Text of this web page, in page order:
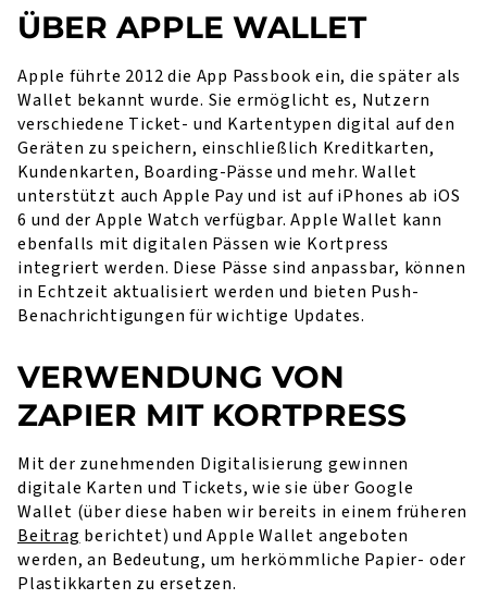
ÜBER APPLE WALLET
Apple führte 2012 die App Passbook ein, die später als
Wallet bekannt wurde. Sie ermöglicht es, Nutzern
verschiedene Ticket- und Kartentypen digital auf den
Geräten zu speichern, einschließlich Kreditkarten,
Kundenkarten, Boarding-Pässe und mehr. Wallet
unterstützt auch Apple Pay und ist auf iPhones ab iOS
6 und der Apple Watch verfügbar. Apple Wallet kann
ebenfalls mit digitalen Pässen wie Kortpress
integriert werden. Diese Pässe sind anpassbar, können
in Echtzeit aktualisiert werden und bieten Push-
Benachrichtigungen für wichtige Updates.
VERWENDUNG VON
ZAPIER MIT KORTPRESS
Mit der zunehmenden Digitalisierung gewinnen
digitale Karten und Tickets, wie sie über Google
Wallet (über diese haben wir bereits in einem früheren
Beitrag berichtet) und Apple Wallet angeboten
werden, an Bedeutung, um herkömmliche Papier- oder
Plastikkarten zu ersetzen.